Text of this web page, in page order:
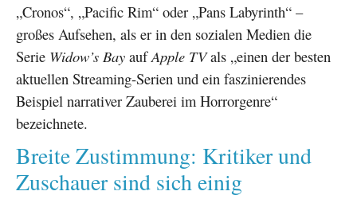
„Cronos“, „Pacific Rim“ oder „Pans Labyrinth“ –
großes Aufsehen, als er in den sozialen Medien die
Serie Widow’s Bay aufApple TVals „einen der besten
aktuellen Streaming-Serien und ein faszinierendes
Beispiel narrativer Zauberei im Horrorgenre“
bezeichnete.
Breite Zustimmung: Kritiker und
Zuschauer sind sich einig